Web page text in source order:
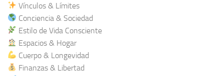
Vínculos & Límites
Conciencia & Sociedad
Estilo de Vida Consciente
Espacios & Hogar
Cuerpo & Longevidad
Finanzas & Libertad